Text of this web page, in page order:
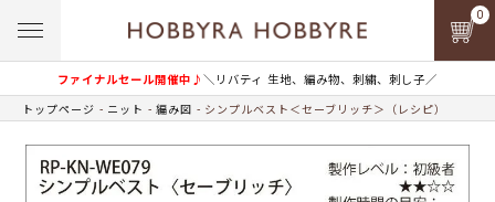
ファイナルセール開催中♪＼リバティ 生地、編み物、刺繍、刺し子／
0
トップページ ニット 編み図 シンプルベスト＜セーブリッチ＞（レシピ）